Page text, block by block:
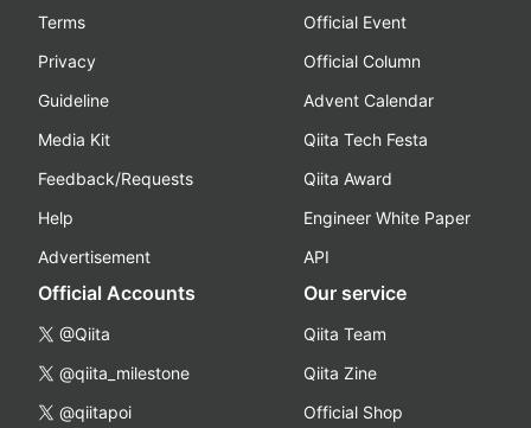
Terms
Privacy
Guideline
Media Kit
Feedback/Requests
Help
Advertisement
Official Event
Official Column
Advent Calendar
Qiita Tech Festa
Qiita Award
Engineer White Paper
API
Official Accounts
@Qiita
@qiita_milestone
@qiitapoi
Our service
Qiita Team
Qiita Zine
Official Shop